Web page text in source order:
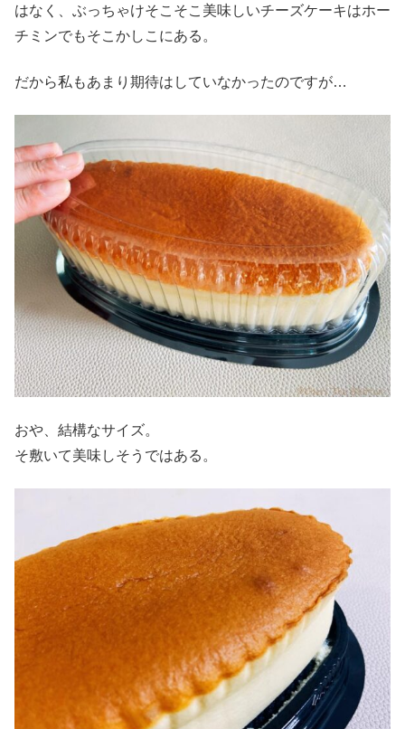
はなく、ぶっちゃけそこそこ美味しいチーズケーキはホー
チミンでもそこかしこにある。
だから私もあまり期待はしていなかったのですが…
おや、結構なサイズ。
そ敷いて美味しそうではある。